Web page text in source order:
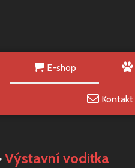
E-shop
Kontakt
Výstavní voditka